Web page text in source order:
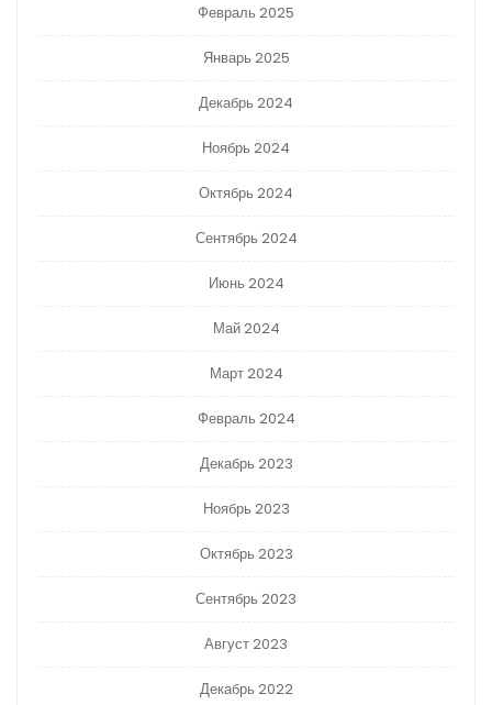
Февраль 2025
Январь 2025
Декабрь 2024
Ноябрь 2024
Октябрь 2024
Сентябрь 2024
Июнь 2024
Май 2024
Март 2024
Февраль 2024
Декабрь 2023
Ноябрь 2023
Октябрь 2023
Сентябрь 2023
Август 2023
Декабрь 2022